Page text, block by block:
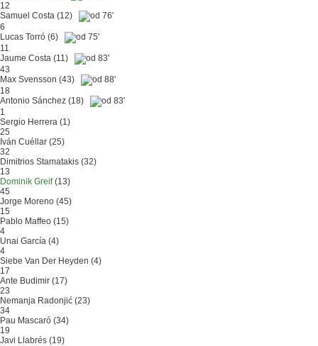
12
Samuel Costa (12)
76'
6
Lucas Torró (6)
75'
11
Jaume Costa (11)
83'
43
Max Svensson (43)
88'
18
Antonio Sánchez (18)
83'
1
Sergio Herrera (1)
25
Iván Cuéllar (25)
32
Dimitrios Stamatakis (32)
13
Dominik Greif(13)
45
Jorge Moreno (45)
15
Pablo Maffeo (15)
4
Unai García (4)
4
Siebe Van Der Heyden (4)
17
Ante Budimir (17)
23
Nemanja Radonjić (23)
34
Pau Mascaró (34)
19
Javi Llabrés (19)